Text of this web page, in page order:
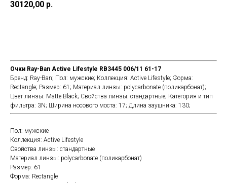
30120,00 р.
Очки Ray-Ban Active Lifestyle RB3445 006/11 61-17
Бренд: Ray-Ban; Пол: мужские; Коллекция: Active Lifestyle; Форма:
Rectangle; Размер: 61; Материал линзы: polycarbonate (поликарбонат);
Цвет линзы: Matte Black; Cвойства линзы: стандартные; Категория и тип
фильтра: 3N; Ширина носового моста: 17; Длина заушника: 130;
Пол: мужские
Коллекция: Active Lifestyle
Cвойства линзы: стандартные
Материал линзы: polycarbonate (поликарбонат)
Размер: 61
Форма: Rectangle